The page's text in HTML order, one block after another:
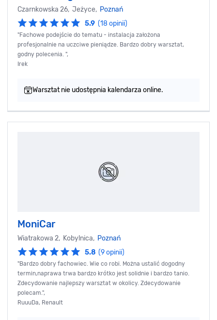
Czarnkowska 26, Jeżyce, Poznań
5.9 (18 opinii)
"Fachowe podejście do tematu - instalacja założona
profesjonalnie na uczciwe pieniądze. Bardzo dobry warsztat,
godny polecenia. ",
Irek
Warsztat nie udostępnia kalendarza online.
MoniCar
Wiatrakowa 2, Kobylnica, Poznań
5.8 (9 opinii)
"Bardzo dobry fachowiec. Wie co robi. Można ustalić dogodny
termin,naprawa trwa bardzo krótko jest solidnie i bardzo tanio.
Zdecydowanie najlepszy warsztat w okolicy. Zdecydowanie
polecam.",
RuuuDa, Renault